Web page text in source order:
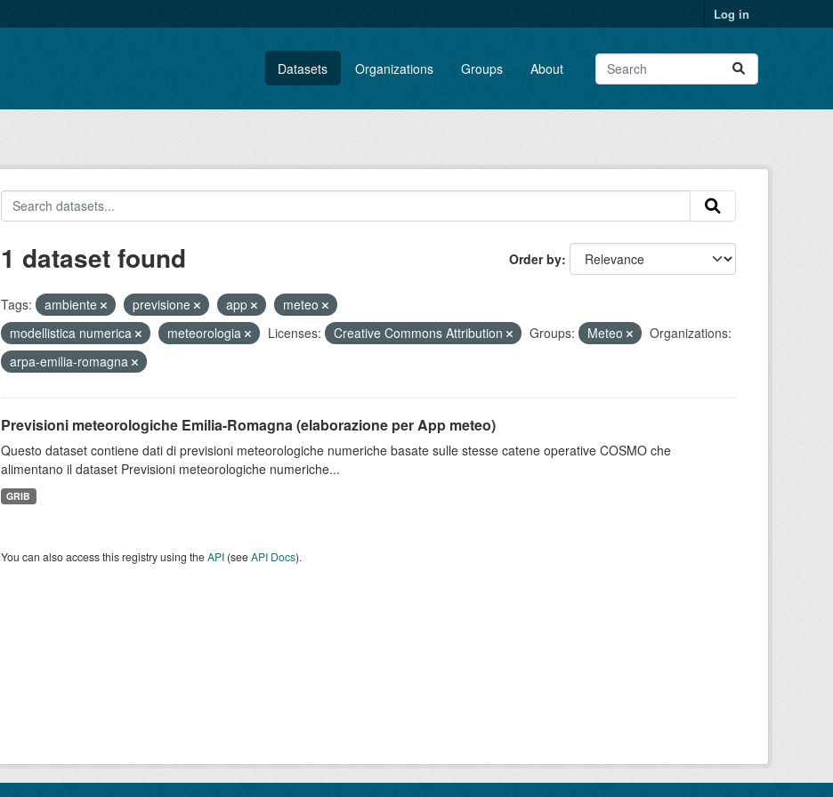
Log in
Datasets Organizations Groups About
Order by
1 dataset found
Tags: ambiente previsione app
meteo
modellistica numerica
meteorologia Licenses: Creative Commons Attribution Groups: Meteo
Organizations:
arpa-emilia-romagna
Previsioni meteorologiche Emilia-Romagna (elaborazione per App meteo)
Questo dataset contiene dati di previsioni meteorologiche numeriche basate sulle stesse catene operative COSMO che
alimentano il dataset Previsioni meteorologiche numeriche...
GRIB
You can also access this registry using theAPI(seeAPI Docs).